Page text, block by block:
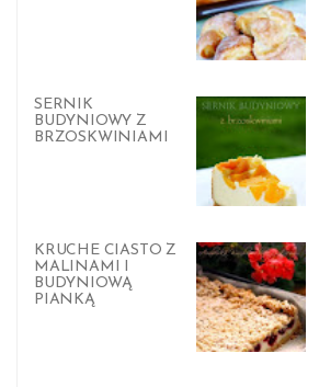
SERNIK
BUDYNIOWY Z
BRZOSKWINIAMI
KRUCHE CIASTO Z
MALINAMI I
BUDYNIOWĄ
PIANKĄ